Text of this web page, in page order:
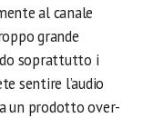
al canale
grande
soprattutto i
sentire l’audio
un prodotto over-